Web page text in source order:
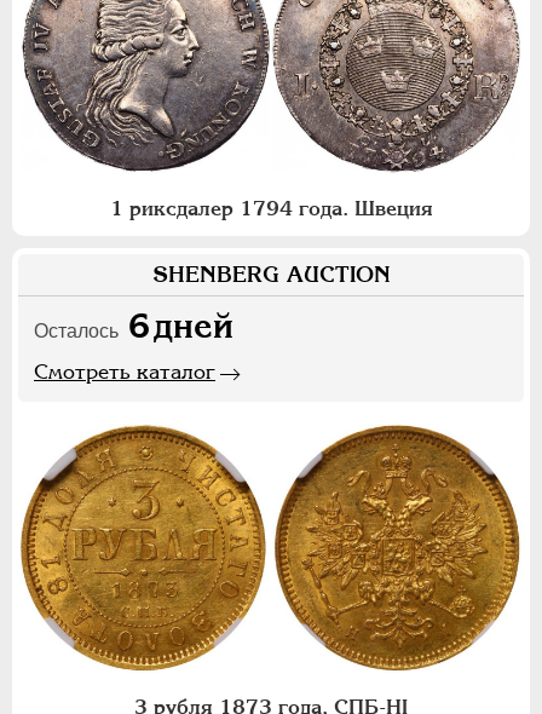
1 риксдалер 1794 года. Швеция
SHENBERG AUCTION
Осталось 6дней
Смотреть каталог
3 рубля 1873 года, СПБ-НI